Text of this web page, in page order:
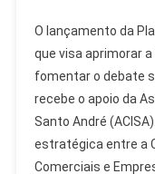
O lançamento da
que visa aprimorar
fomentar o debate
recebe o apoio da
Santo André
estratégica entre a
Comerciais e